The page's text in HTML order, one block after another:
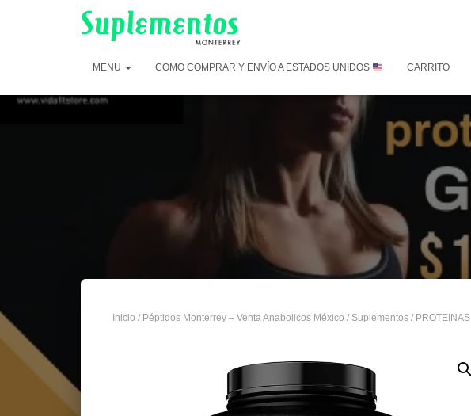
MENU COMO COMPRAR Y ENVÍO A ESTADOS UNIDOS CARRITO
Inicio / Péptidos Monterrey – Venta Anabolicos México / Suplementos / PROTEINAS